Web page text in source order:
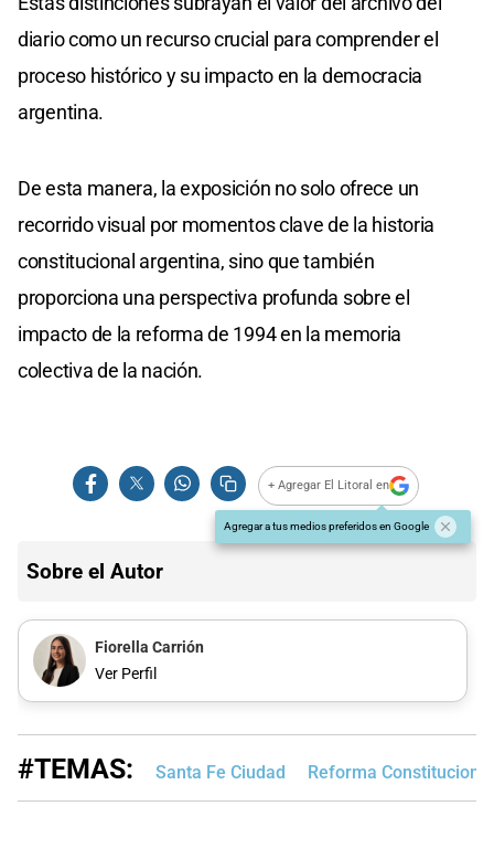
diario como un recurso crucial para comprender el
proceso histórico y su impacto en la democracia
argentina.
De esta manera, la exposición no solo ofrece un
recorrido visual por momentos clave de la historia
constitucional argentina, sino que también
proporciona una perspectiva profunda sobre el
impacto de la reforma de 1994 en la memoria
colectiva de la nación.
+ Agregar El Litoral en
Agregar a tus medios preferidos en Google
Sobre el Autor
Fiorella Carrión
Ver Perfil
#TEMAS: Santa Fe Ciudad Reforma Constitucional